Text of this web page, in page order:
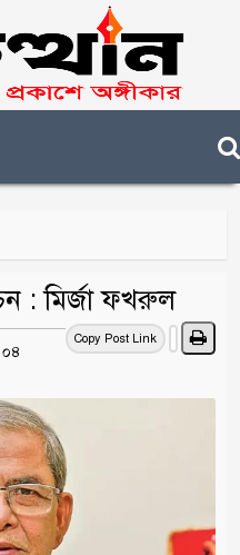
: মির্জা ফখরুল
Copy Post Link
০৪